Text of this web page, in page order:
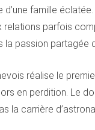
famille
parfois
passion partagée
réalise le
en perdition. Le
la carrière